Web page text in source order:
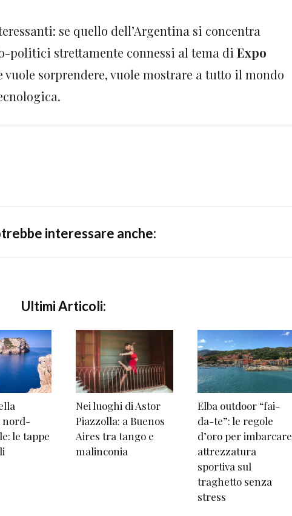
se quello dell’Argentina si concentra
politici strettamente connessi al tema di Expo
vuole sorprendere, vuole mostrare a tutto il mondo
interessare anche:
Ultimi Articoli:
nord-
le tappe
Nei luoghi di Astor
Piazzolla: a Buenos
Aires tra tango e
malinconia
Elba outdoor “fai-
da-te”: le regole
d’oro per imbarcare
attrezzatura
sportiva sul
traghetto senza
stress